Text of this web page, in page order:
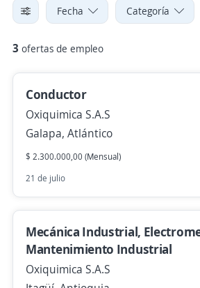
Fecha Categoría
3 ofertas de empleo
Conductor
Oxiquimica S.A.S
Galapa, Atlántico
$ 2.300.000,00 (Mensual)
21 de julio
Mecánica Industrial,
Mantenimiento Industrial
Oxiquimica S.A.S